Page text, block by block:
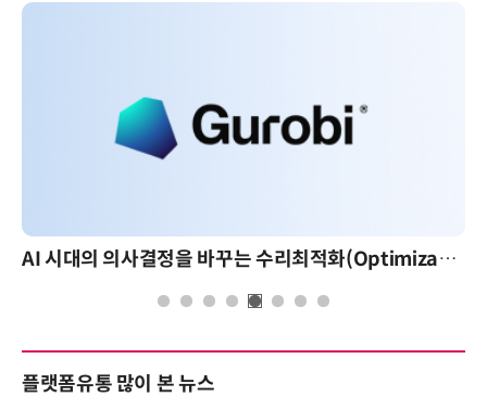
AI 시대의 의사결정을 바꾸는 수리최적화(Optimization): 실제 산업 적용 사례와 활용 전략
플랫폼유통 많이 본 뉴스